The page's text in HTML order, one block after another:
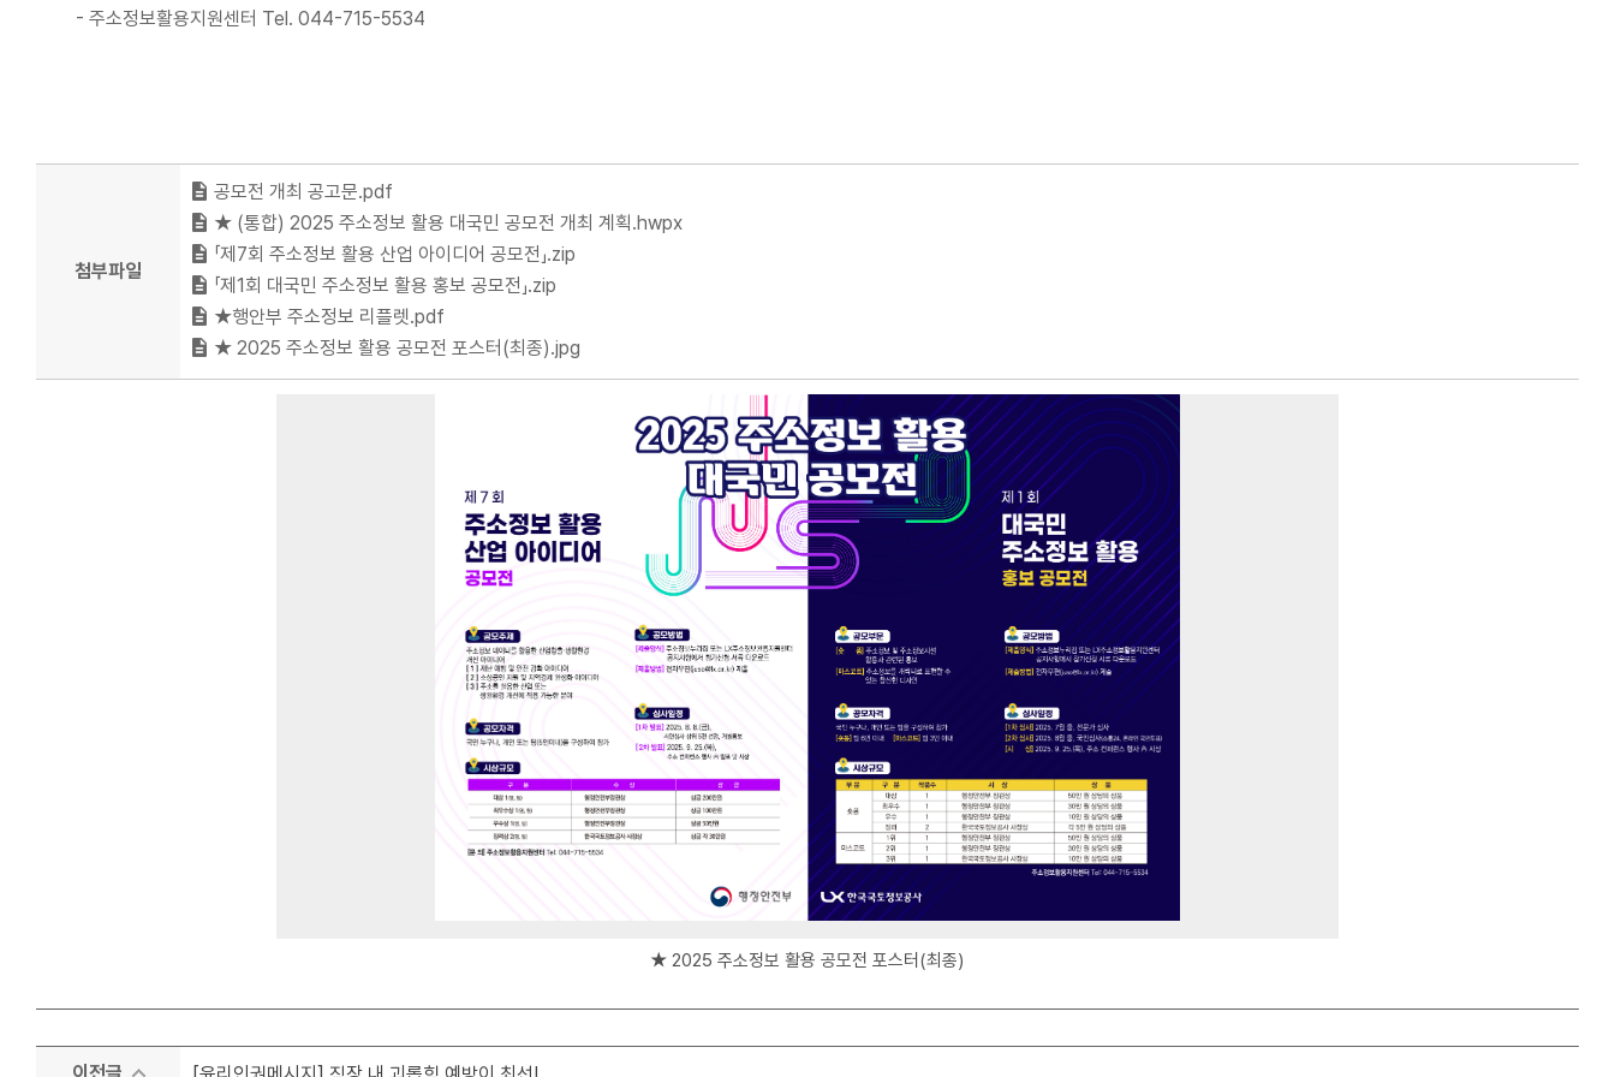
- 주소정보활용지원센터 Tel. 044-715-5534
첨부파일
공모전 개최 공고문.pdf
★ (통합) 2025 주소정보 활용 대국민 공모전 개최 계획.hwpx
「제7회 주소정보 활용 산업 아이디어 공모전」.zip
「제1회 대국민 주소정보 활용 홍보 공모전」.zip
★행안부 주소정보 리플렛.pdf
★ 2025 주소정보 활용 공모전 포스터(최종).jpg
★ 2025 주소정보 활용 공모전 포스터(최종)